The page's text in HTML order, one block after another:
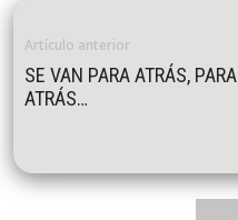
Artículo anterior
SE VAN PARA ATRÁS, PARA
ATRÁS…